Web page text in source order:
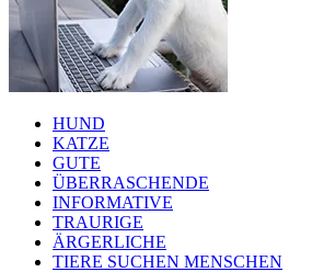
HUND
KATZE
GUTE
ÜBERRASCHENDE
INFORMATIVE
TRAURIGE
ÄRGERLICHE
TIERE SUCHEN MENSCHEN